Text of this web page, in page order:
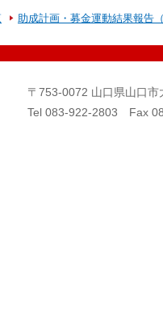
助成計画・募金運動結果報告
〒753-0072 山口県山口
Tel 083-922-2803 Fax